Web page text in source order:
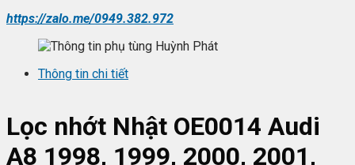
https://zalo.me/0949.382.972
Thông tin chi tiết
Lọc nhớt Nhật OE0014 Audi
A8 1998, 1999, 2000, 2001,